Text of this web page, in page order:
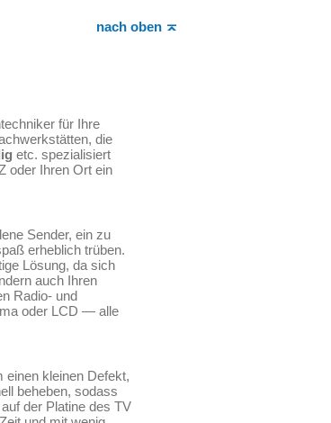
nach oben
für Ihre
die
etc. spezialisiert
oder Ihren Ort ein
Sender, ein zu
erheblich trüben.
Lösung, da sich
auch Ihren
Radio- und
oder LCD — alle
einen kleinen Defekt,
beheben, sodass
der Platine des TV